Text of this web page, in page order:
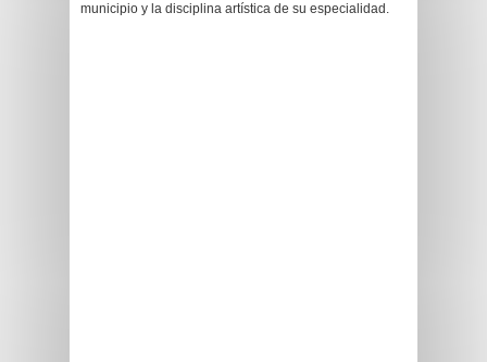
municipio y la disciplina artística de su especialidad.